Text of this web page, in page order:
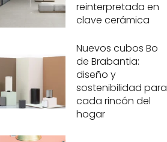
reinterpretada en
clave cerámica
Nuevos cubos Bo
de Brabantia:
diseño y
sostenibilidad para
cada rincón del
hogar